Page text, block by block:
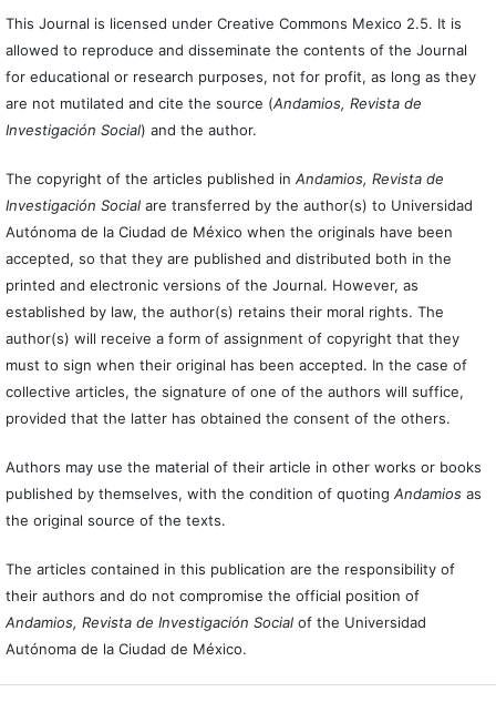
This Journal is licensed under Creative Commons Mexico 2.5. It is
allowed to reproduce and disseminate the contents of the Journal
for educational or research purposes, not for profit, as long as they
are not mutilated and cite the source (Andamios, Revista de
Investigación Social) and the author.
The copyright of the articles published in Andamios, Revista de
Investigación Socialare transferred by the author(s) to Universidad
Autónoma de la Ciudad de México when the originals have been
accepted, so that they are published and distributed both in the
printed and electronic versions of the Journal. However, as
established by law, the author(s) retains their moral rights. The
author(s) will receive a form of assignment of copyright that they
must to sign when their original has been accepted. In the case of
collective articles, the signature of one of the authors will suffice,
provided that the latter has obtained the consent of the others.
Authors may use the material of their article in other works or books
published by themselves, with the condition of quoting Andamiosas
the original source of the texts.
The articles contained in this publication are the responsibility of
their authors and do not compromise the official position of
Andamios, Revista de Investigación Social of the Universidad
Autónoma de la Ciudad de México.